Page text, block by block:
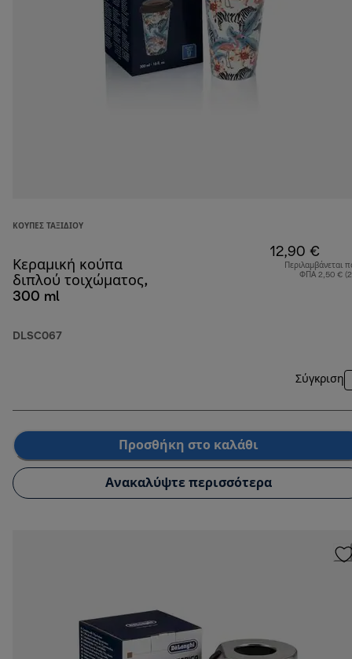
ΚΟΎΠΕΣ ΤΑΞΙΔΙΟΎ
Κεραμική κούπα
διπλού τοιχώματος,
300 ml
DLSC067
12,90 €
Περιλαμβάνεται
ΦΠΑ 2,50 €
Σύγκριση
Προσθήκη στο καλάθι
Ανακαλύψτε περισσότερα